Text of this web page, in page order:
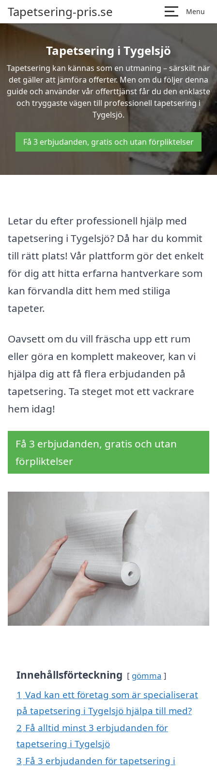
Tapetsering-pris.se Menu
Tapetsering i Tygelsjö
Tapetsering kan kännas som en utmaning – särskilt när
det gäller att jämföra offerter. Men om du följer denna
guide och använder vår offerttjänst får du den enklaste
och tryggaste vägen till professionell tapetsering i
Tygelsjö.
Få 3 erbjudanden, gratis och utan förpliktelser
Letar du efter professionell hjälp med
tapetsering i Tygelsjö? Då har du kommit
till rätt plats! Vår plattform gör det enkelt
för dig att hitta erfarna hantverkare som
kan förvandla ditt hem med stiliga
tapeter.
Oavsett om du vill fräscha upp ett rum
eller göra en komplett makeover, kan vi
hjälpa dig att få flera erbjudanden på
tapetsering. Ta steget mot ett vackrare
hem idag!
Få 3 erbjudanden, gratis och utan
förpliktelser
Innehållsförteckning gömma
1 Vad kan ett företag som är specialiserat
på tapetsering i Tygelsjö hjälpa till med?
2 Få alltid minst 3 erbjudanden för
tapetsering i Tygelsjö
3 Få 3 erbjudanden för tapetsering i